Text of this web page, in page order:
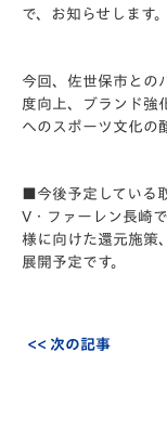
で、お知らせします。
今回、佐世保市との
度向上、ブランド強
へのスポーツ文化の
■今後予定している
V・ファーレン長崎
様に向けた還元施策
展開予定です。
<< 次の記事